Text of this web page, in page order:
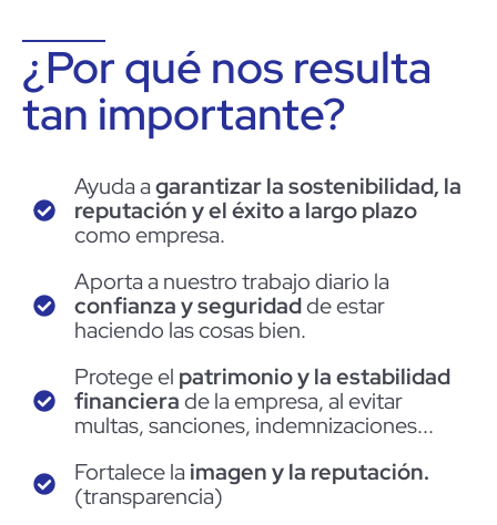
¿Por qué nos resulta
tan importante?
Ayuda agarantizar la sostenibilidad, la
reputación y el éxito a largo plazo
como empresa.
Aporta a nuestro trabajo diario la
confianza y seguridadde estar
haciendo las cosas bien.
Protege el patrimonio y la estabilidad
financierade la empresa, al evitar
multas, sanciones, indemnizaciones...
Fortalece la imagen y la reputación.
(transparencia)